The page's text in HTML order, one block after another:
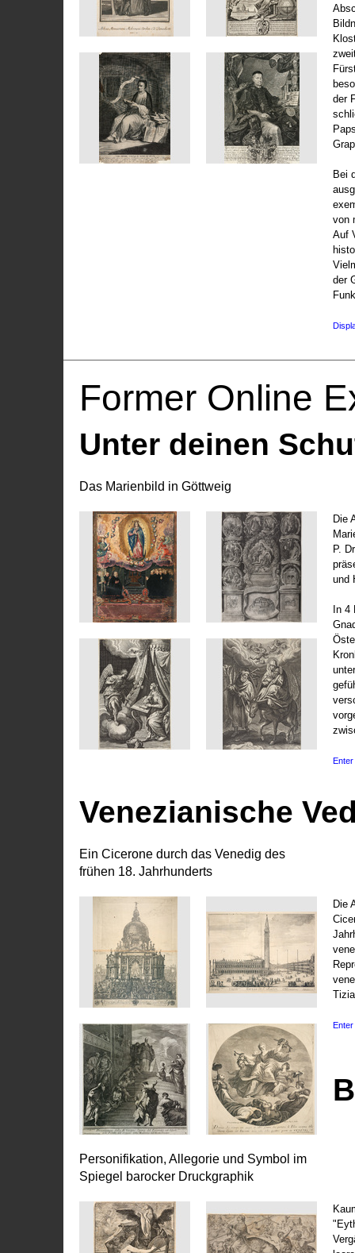
der
Bei
von
Auf
der
Former Online
Unter deinen
Das Marienbild in Göttweig
Die
P.
und
In 4
Enter
Venezianische
Ein Cicerone durch das Venedig des
frühen 18. Jahrhunderts
Die
Enter
Personifikation, Allegorie und Symbol im
Spiegel barocker Druckgraphik